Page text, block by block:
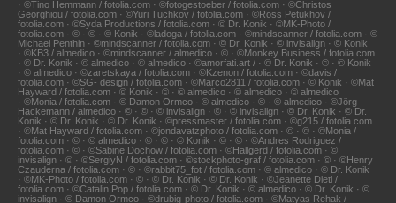
· ©Tino Hemmann / fotolia.com · ©fotogestoeber / fotolia.com · ©Christos
Georghiou / fotolia.com · ©Yuri Tuchkov / fotolia.com · ©Ross Petukhov /
fotolia.com · ©Syda Productions / fotolia.com · © Dr. Konik · ©MK-Photo /
fotolia.com · © · © · © Konik · ©ladoga / fotolia.com · ©mindscanner / fotolia.com · ©
Michael Penthin · ©mindscanner / fotolia.com · © Dr. Konik · © invisalign · © Konik
· ©KB3 / almedico · ©mindscanner / almedico · © · ©Monkey Business / fotolia.com
· © Dr. Konik · © almedico · © almedico · ©amorfati.art / · © Dr. Konik · © · © Konik
· © almedico · ©zaretskaya / fotolia.com · ©Kzenon / fotolia.com · ©davis /
fotolia.com · ©SG- design / fotolia.com · ©Marco2811 / fotolia.com · © Konik · ©Mat
Hayward / fotolia.com · © Konik · © · © almedico · © almedico · © almedico
· ©Monia / fotolia.com · © Damon Ormco · © almedico · © · © almedico · ©Jörg
Hackemann / almedico · © · © · © invisalign · © · © invisalign · © Dr. Konik · © Dr.
Konik · © Dr. Konik · © Dr. Konik · ©pressmaster / fotolia.com · ©g215 / fotolia.com
· ©Mat Hayward / fotolia.com · ©jondavatzphoto / fotolia.com · © · © · ©Monia /
fotolia.com · © · © almedico · © · © · © Konik · © · © · ©Andres Rodriguez /
fotolia.com · © · ©Sabine Dochow / fotolia.com · ©Hallgerd / fotolia.com · ©
invisalign · © · ©SergiyN / fotolia.com · ©stockphoto-graf / fotolia.com · © · ©Henry
Czauderna / fotolia.com · © · ©rabbit75_fot / fotolia.com · © almedico · © Dr. Konik
· ©MK-Photo / fotolia.com · © · © Dr. Konik · © Dr. Konik · ©Jeanette Dietl /
fotolia.com · ©Catalin Pop / fotolia.com · © Dr. Konik · © almedico · © Dr. Konik · ©
invisalign · © Damon Ormco · ©drubig-photo / fotolia.com · ©Matyas Rehak /